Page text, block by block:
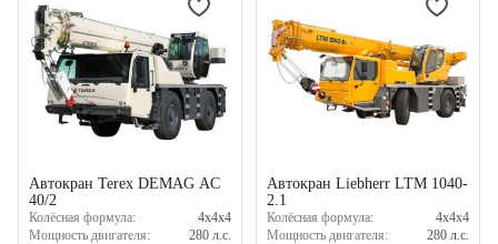
Автокран Terex DEMAG AC
40/2
Колёсная формула:
4x4x4
Мощность двигателя:
280 л.с.
Автокран Liebherr LTM 1040-
2.1
Колёсная формула:
4x4x4
Мощность двигателя:
280 л.с.